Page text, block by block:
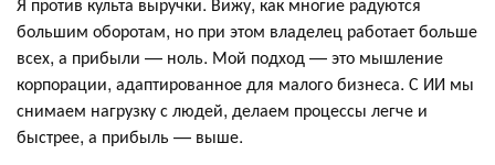
большим оборотам, но при этом владелец работает больше
всех, а прибыли — ноль. Мой подход — это мышление
корпорации, адаптированное для малого бизнеса. С ИИ мы
снимаем нагрузку с людей, делаем процессы легче и
быстрее, а прибыль — выше.